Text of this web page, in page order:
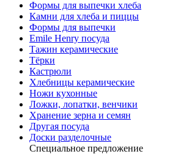
Формы для выпечки хлеба
Камни для хлеба и пиццы
Формы для выпечки
Emile Henry посуда
Тажин керамические
Тёрки
Кастрюли
Хлебницы керамические
Ножи кухонные
Ложки, лопатки, венчики
Хранение зерна и семян
Другая посуда
Доски разделочные
Специальное предложение